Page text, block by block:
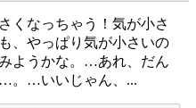
くなっちゃう！気が小さ
、やっぱり気が小さいの
ようかな。…あれ、だん
。…いいじゃん、...